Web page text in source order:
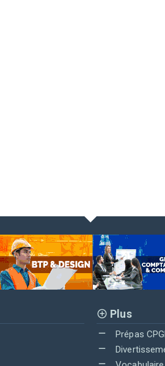
Plus
Prépas